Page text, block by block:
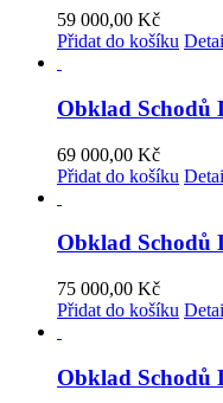
59 000,00 Kč
Přidat do košíku
Obklad Schodů
69 000,00 Kč
Přidat do košíku
Obklad Schodů
75 000,00 Kč
Přidat do košíku
Obklad Schodů